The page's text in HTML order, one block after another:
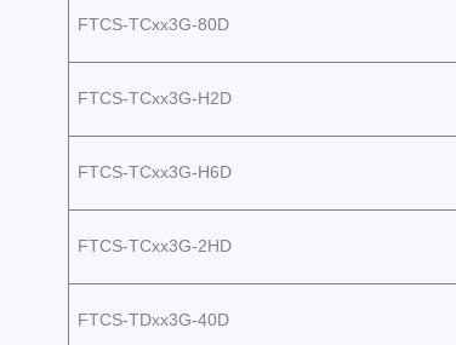
FTCS-TCxx3G-80D
FTCS-TCxx3G-H2D
FTCS-TCxx3G-H6D
FTCS-TCxx3G-2HD
FTCS-TDxx3G-40D